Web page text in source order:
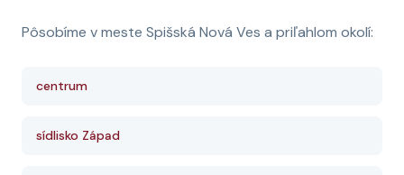
Pôsobíme v meste Spišská Nová Ves a priľahlom okolí:
centrum
sídlisko Západ